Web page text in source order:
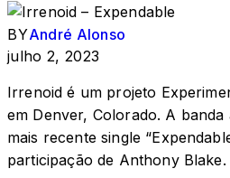
BYAndré Alonso
julho 2, 2023
Irrenoid é um projeto
em Denver, Colorado. A
mais recente single
participação de Anthony Blake.